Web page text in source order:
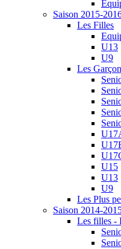
Saison 2015-
Les Filles
U13
U9
Les
U15
U13
U9
Les Plus
Saison 2014-
Les filles -